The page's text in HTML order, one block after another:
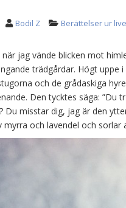
Bodil Z Berättelser ur
jag vände blicken mot
trädgårdar. Högt
och de grådaskiga
Den tycktes säga:
Du misstar dig, jag är den
och lavendel och sorlar